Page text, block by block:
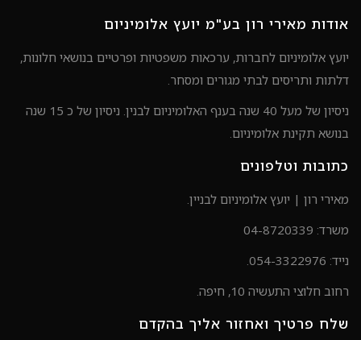
אודות מאירי רון בע"מ יועץ אלומיניום
יועץ אלומיניום לחברות, ערכאות משפטיות ופרטיים בנושאי חלונות,
דלתות ותריסים לבתי מגורים ומסחר.
ניסיון של מעל 40 שנה בענף האלומיניום לבנין. ניסיון של כ 15 שנה
בנושא תקינת אלומיניום.
כתובות וטלפונים
מאירי רון | יועץ אלומיניום לבניין.
משרד: 04-8720339
נייד: 054-3322976.
רחוב חלוצי התעשיה 10, חיפה.
שלח פרטיך ואחזור אליך בהקדם